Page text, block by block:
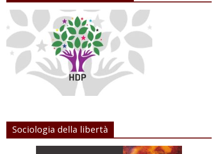
Sociologia della libertà